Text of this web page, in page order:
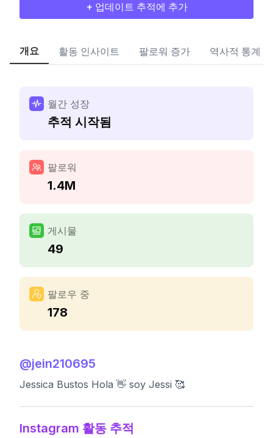
+ 업데이트 추적에 추가
개요 활동 인사이트 팔로워 증가 역사적 통계
월간 성장
추적 시작됨
팔로워
1.4M
게시물
49
팔로우 중
178
@jein210695
Jessica Bustos Hola 👋 soy Jessi 🥰
Instagram 활동 추적